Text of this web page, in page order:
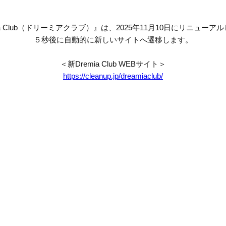
Club（ドリーミアクラブ）』は、2025年11月10日にリニューアル
５秒後に自動的に新しいサイトへ遷移します。
＜新Dremia Club WEBサイト＞
https://cleanup.jp/dreamiaclub/